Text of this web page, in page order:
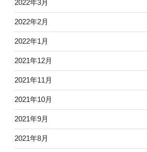
2022年3月
2022年2月
2022年1月
2021年12月
2021年11月
2021年10月
2021年9月
2021年8月